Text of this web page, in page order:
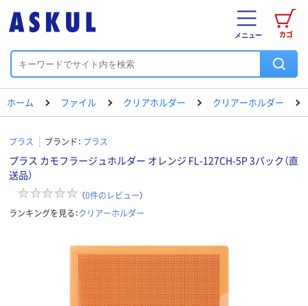
カゴ
メニュー
ホーム ファイル クリアホルダー クリアーホルダー
プラス ブランド： プラス
プラス カモフラージュホルダー オレンジ FL-127CH-5P 3パック（直
送品）
（0件のレビュー）
ランキングを見る：クリアーホルダー